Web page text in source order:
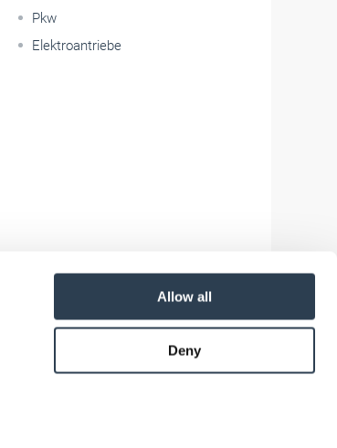
Allow all
Deny
Pkw
Elektroantriebe